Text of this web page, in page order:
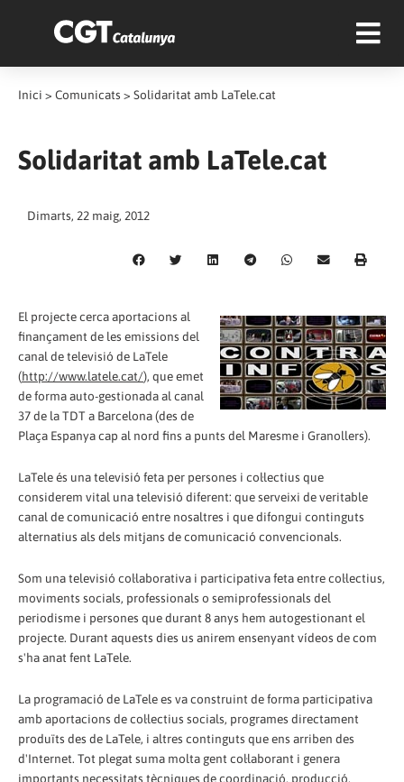
Inici > Comunicats > Solidaritat amb LaTele.cat
Solidaritat amb LaTele.cat
Dimarts, 22 maig, 2012
El projecte cerca aportacions al
finançament de les emissions del
canal de televisió de LaTele
(http://www.latele.cat/), que emet
de forma auto-gestionada al canal
37 de la TDT a Barcelona (des de
Plaça Espanya cap al nord fins a punts del Maresme i Granollers).
LaTele és una televisió feta per persones i col·lectius que
considerem vital una televisió diferent: que serveixi de veritable
canal de comunicació entre nosaltres i que difongui continguts
alternatius als dels mitjans de comunicació convencionals.
Som una televisió col·laborativa i participativa feta entre col·lectius,
moviments socials, professionals o semiprofessionals del
periodisme i persones que durant 8 anys hem autogestionant el
projecte. Durant aquests dies us anirem ensenyant vídeos de com
s'ha anat fent LaTele.
La programació de LaTele es va construint de forma participativa
amb aportacions de col·lectius socials, programes directament
produïts des de LaTele, i altres continguts que ens arriben des
d'Internet. Tot plegat suma molta gent col·laborant i genera
importants necessitats tècniques de coordinació, producció,